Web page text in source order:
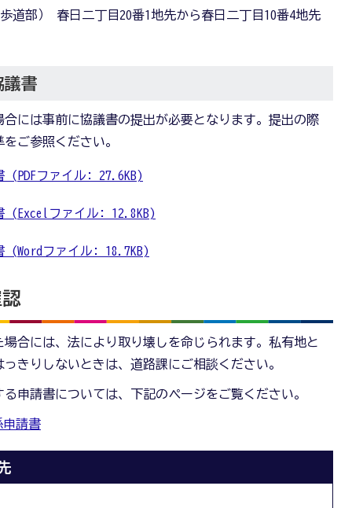
道部） 春日二丁目20番1地先から春日二丁目10番4地先
議書
には事前に協議書の提出が必要となります。提出の際
ご参照ください。
(PDFファイル: 27.6KB)
(Excelファイル: 12.8KB)
(Wordファイル: 18.7KB)
合には、法により取り壊しを命じられます。私有地と
きりしないときは、道路課にご相談ください。
申請書については、下記のページをご覧ください。
申請書